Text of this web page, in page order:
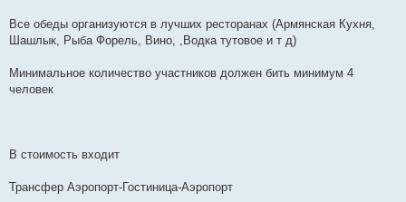
е
н
Все обеды организуются в лучших ресторанах (Армянская Кухня,
Шашлык, Рыба Форель, Вино, ,Водка тутовое и т д)
Минимальное количество участников должен бить минимум 4
человек
В стоимость входит
Трансфер Аэропорт-Гостиница-Аэропорт